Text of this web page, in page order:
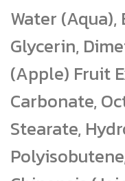
Water
Glycerin,
(Apple) Fruit
Carbonate,
Stearate,